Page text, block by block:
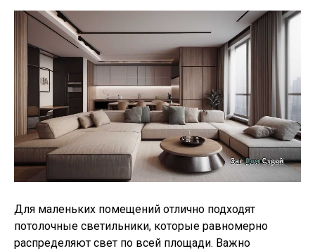
Для маленьких помещений отлично подходят
потолочные светильники, которые равномерно
распределяют свет по всей площади. Важно